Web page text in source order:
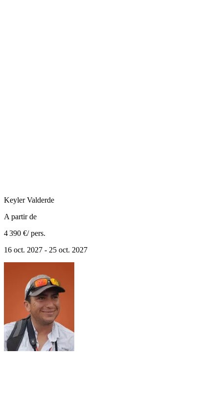
Keyler Valderde
A partir de
4 390 €/ pers.
16 oct. 2027 - 25 oct. 2027